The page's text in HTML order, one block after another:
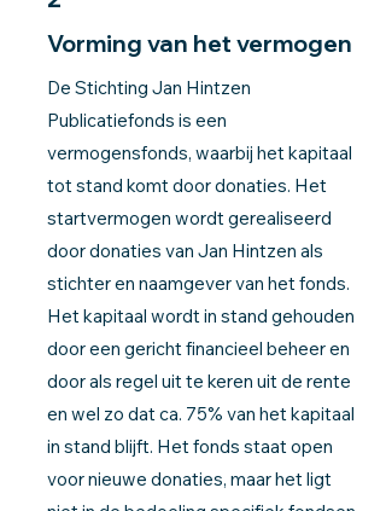
Vorming van het vermogen
De Stichting Jan Hintzen
Publicatiefonds is een
vermogensfonds, waarbij het kapitaal
tot stand komt door donaties. Het
startvermogen wordt gerealiseerd
door donaties van Jan Hintzen als
stichter en naamgever van het fonds.
Het kapitaal wordt in stand gehouden
door een gericht financieel beheer en
door als regel uit te keren uit de rente
en wel zo dat ca. 75% van het kapitaal
in stand blijft. Het fonds staat open
voor nieuwe donaties, maar het ligt